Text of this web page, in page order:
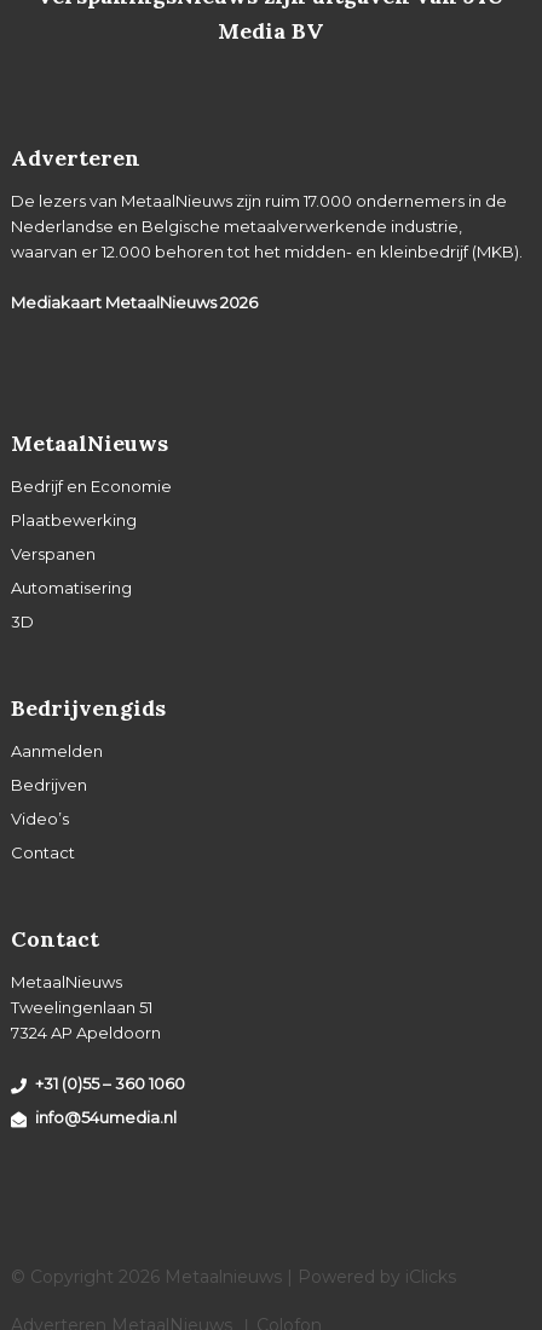
Media BV
Adverteren
De lezers van MetaalNieuws zijn ruim 17.000 ondernemers in de
Nederlandse en Belgische metaalverwerkende industrie,
waarvan er 12.000 behoren tot het midden- en kleinbedrijf (MKB).
Mediakaart MetaalNieuws2026
MetaalNieuws
Bedrijf en Economie
Plaatbewerking
Verspanen
Automatisering
3D
Bedrijvengids
Aanmelden
Bedrijven
Video’s
Contact
Contact
MetaalNieuws
Tweelingenlaan 51
7324 AP Apeldoorn
+31 (0)55 – 360 1060
info@54umedia.nl
© Copyright 2026 Metaalnieuws | Powered by iClicks
Adverteren MetaalNieuws Colofon